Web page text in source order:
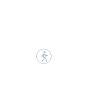
?